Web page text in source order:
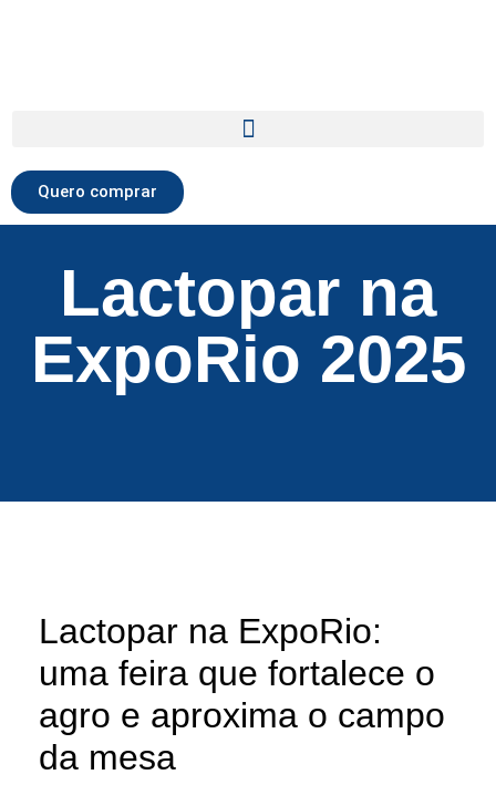
Quero comprar
Lactopar na
ExpoRio 2025
Lactopar na ExpoRio:
uma feira que fortalece o
agro e aproxima o campo
da mesa